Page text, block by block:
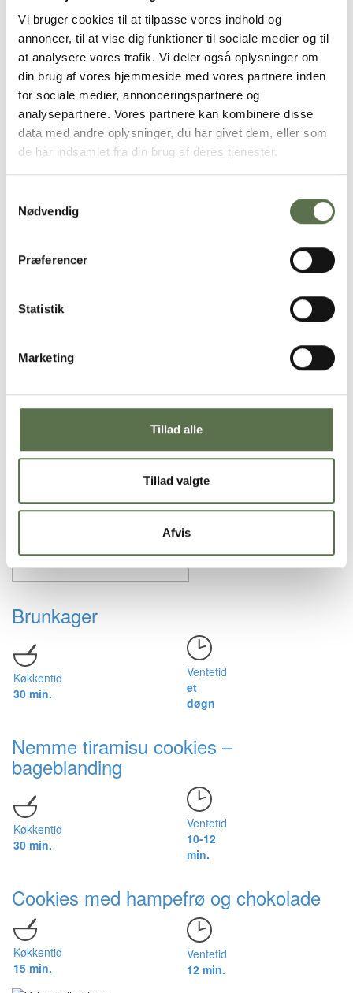
Vi bruger cookies til at tilpasse vores indhold og
annoncer, til at vise dig funktioner til sociale medier og til
at analysere vores trafik. Vi deler også oplysninger om
din brug af vores hjemmeside med vores partnere inden
for sociale medier, annonceringspartnere og
analysepartnere. Vores partnere kan kombinere disse
data med andre oplysninger, du har givet dem, eller som
de har indsamlet fra din brug af deres tjenester.
Nødvendig
Præferencer
Statistik
Marketing
Tillad alle
Tillad valgte
Afvis
Brunkager
Køkkentid
30 min.
Ventetid
et
døgn
Nemme tiramisu cookies –
bageblanding
Køkkentid
30 min.
Ventetid
10-12
min.
Cookies med hampefrø og chokolade
Køkkentid
15 min.
Ventetid
12 min.